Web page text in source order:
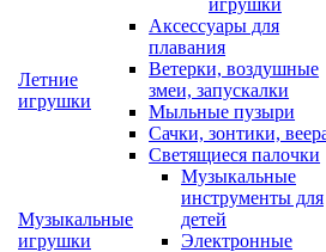
игрушки
Летние
игрушки
Аксессуары для
плавания
Ветерки, воздушные
змеи, запускалки
Мыльные пузыри
Сачки, зонтики,
Светящиеся палочки
Музыкальные
игрушки
Музыкальные
инструменты для
детей
Электронные